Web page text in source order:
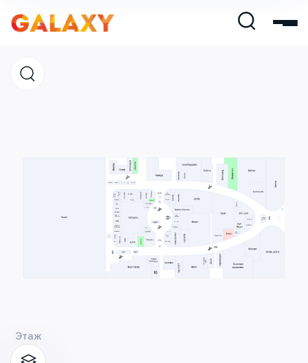
Развлечения и кино
Услуги и сервис
Свободная площадь
Этаж